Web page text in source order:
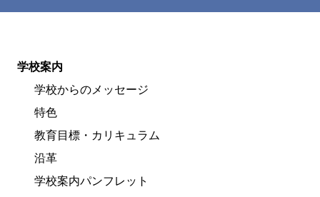
学校案内
学校からのメッセージ
特色
教育目標・カリキュラム
沿革
学校案内パンフレット